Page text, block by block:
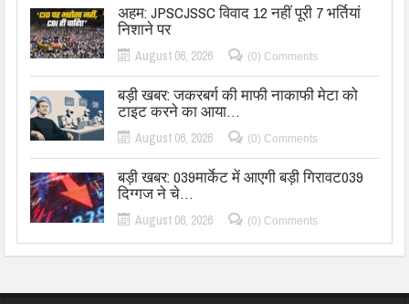
अहम: JPSCJSSC विवाद 12 नहीं पूरी 7 भर्तियां
निशाने पर
August 06, 2026 (0) Comments
बड़ी खबर: जकरबर्ग की माफी नाकाफी मेटा को
टाइट करने का आया…
August 06, 2026 (0) Comments
बड़ी खबर: 039मार्केट में आएगी बड़ी गिरावट039
दिग्गज ने चे…
August 06, 2026 (0) Comments